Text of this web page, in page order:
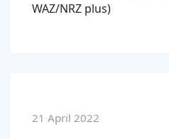
WAZ/NRZ plus)
21 April 2022